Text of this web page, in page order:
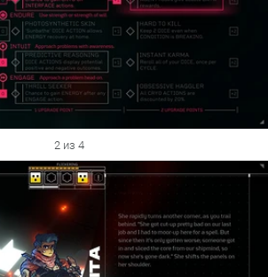
2 из 4